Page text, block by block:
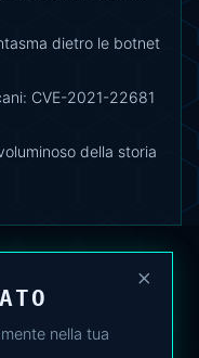
dietro le botnet
CVE-2021-22681
della storia
×
nella tua